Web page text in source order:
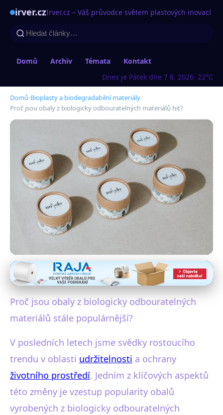
irver.czIrver.cz – Váš průvodce světem plastových inovací
Domů Archiv Témata
Kontakt
Dnes je Pátek dne 7 8. 2026· 22°C
Domů›Bioplasty a biodegradabilní materiály›
Proč jsou obaly z biologicky odbouratelných materiálů hit?
Bioplasty a biodegradabilní materiály
Proč jsou obaly z biologicky
odbouratelných materiálů hit?
Proč jsou obaly z biologicky odbouratelných
materiálů stále populárnější?
V posledních letech jsme svědky rostoucího
trendu v oblasti udržitelnosti a ochrany
životního prostředí. Jedním z klíčových aspektů
této změny je vzestup popularity obalů
vyrobených z biologicky odbouratelných